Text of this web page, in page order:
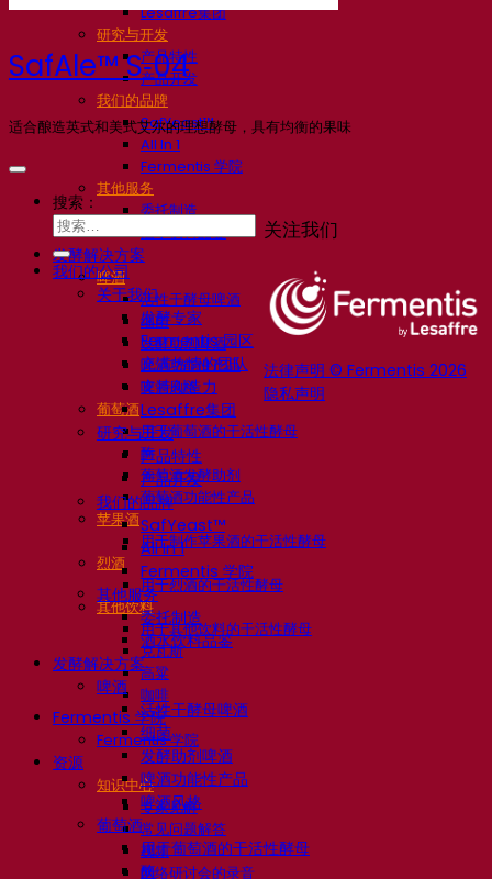
Lesaffre集团
研究与开发
产品特性
产品开发
我们的品牌
SafYeast™
All In 1
Fermentis 学院
其他服务
委托制造
酒水饮料品鉴
发酵解决方案
啤酒
活性干酵母啤酒
细菌
发酵助剂啤酒
啤酒功能性产品
啤酒风格
葡萄酒
用于葡萄酒的干活性酵母
酶
葡萄酒发酵助剂
葡萄酒功能性产品
苹果酒
用于制作苹果酒的干活性酵母
烈酒
用于烈酒的干活性酵母
其他饮料
用于其他饮料的干活性酵母
克瓦斯
高粱
咖啡
Fermentis 学院
Fermentis 学院
资源
知识中心
专家见解
常见问题解答
视频
网络研讨会的录音
SafAle™ S‑04
适合酿造英式和美式艾尔的理想酵母，具有均衡的果味
关注我们
法律声明 © Fermentis 2026
隐私声明
搜索：
我们的公司
关于我们
发酵专家
Fermentis 园区
充满热情的团队
支持创造力
Lesaffre集团
研究与开发
产品特性
产品开发
我们的品牌
SafYeast™
All In 1
Fermentis 学院
其他服务
委托制造
酒水饮料品鉴
发酵解决方案
啤酒
活性干酵母啤酒
细菌
发酵助剂啤酒
啤酒功能性产品
啤酒风格
葡萄酒
用于葡萄酒的干活性酵母
酶